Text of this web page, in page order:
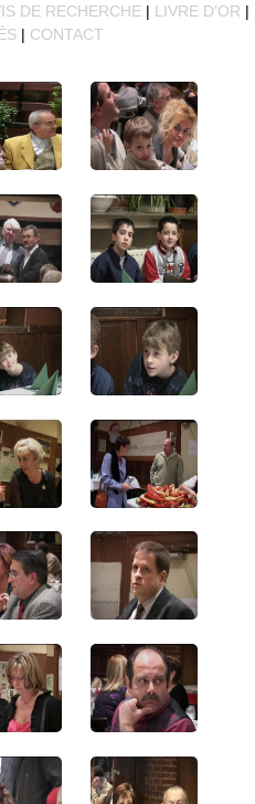
DE RECHERCHE | LIVRE D'OR |
| CONTACT